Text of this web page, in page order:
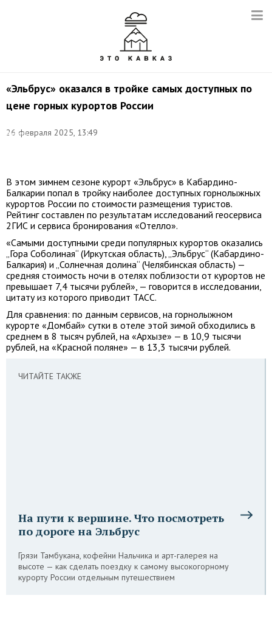
«Эльбрус» оказался в тройке самых доступных по
цене горных курортов России
26 февраля 2025, 13:49
Ахмат
В этом зимнем сезоне курорт «Эльбрус» в Кабардино-
Балкарии попал в тройку наиболее доступных горнолыжных
курортов России по стоимости размещения туристов.
Рейтинг составлен по результатам исследований геосервиса
2ГИС и сервиса бронирования «Отелло».
«Самыми доступными среди популярных курортов оказались
„Гора Соболиная“ (Иркутская область), „Эльбрус“ (Кабардино-
Балкария) и „Солнечная долина“ (Челябинская область) —
средняя стоимость ночи в отелях поблизости от курортов не
превышает 7,4 тысячи рублей», — говорится в исследовании,
цитату из которого приводит ТАСС.
Для сравнения: по данным сервисов, на горнолыжном
курорте «Домбай» сутки в отеле этой зимой обходились в
среднем в 8 тысяч рублей, на «Архызе» — в 10,9 тысячи
рублей, на «Красной поляне» — в 13,3 тысячи рублей.
ЧИТАЙТЕ ТАКЖЕ
На пути к вершине. Что посмотреть
по дороге на Эльбрус
Грязи Тамбукана, кофейни Нальчика и арт-галерея на
высоте — как сделать поездку к самому высокогорному
курорту России отдельным путешествием